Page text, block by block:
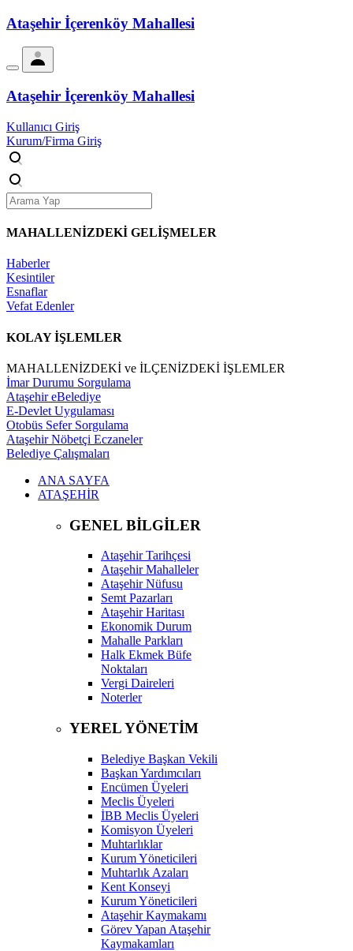
Ataşehir İçerenköy Mahallesi
Ataşehir İçerenköy Mahallesi
Kullanıcı Giriş
Kurum/Firma Giriş
MAHALLENİZDEKİ GELİŞMELER
Haberler
Kesintiler
Esnaflar
Vefat Edenler
KOLAY İŞLEMLER
MAHALLENİZDEKİ ve İLÇENİZDEKİ İŞLEMLER
İmar Durumu Sorgulama
Ataşehir eBelediye
E-Devlet Uygulaması
Otobüs Sefer Sorgulama
Ataşehir Nöbetçi Eczaneler
Belediye Çalışmaları
ANA SAYFA
ATAŞEHİR
GENEL BİLGİLER
Ataşehir Tarihçesi
Ataşehir Mahalleler
Ataşehir Nüfusu
Semt Pazarları
Ataşehir Haritası
Ekonomik Durum
Mahalle Parkları
Halk Ekmek Büfe
Noktaları
Vergi Daireleri
Noterler
YEREL YÖNETİM
Belediye Başkan Vekili
Başkan Yardımcıları
Encümen Üyeleri
Meclis Üyeleri
İBB Meclis Üyeleri
Komisyon Üyeleri
Muhtarlıklar
Kurum Yöneticileri
Muhtarlık Azaları
Kent Konseyi
Kurum Yöneticileri
Ataşehir Kaymakamı
Görev Yapan Ataşehir
Kaymakamları